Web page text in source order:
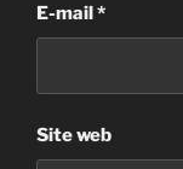
E-mail*
Site web